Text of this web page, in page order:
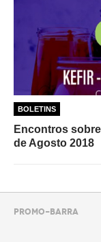
BOLETINS
Encontros
de Agosto 2018
PROMO-BARRA